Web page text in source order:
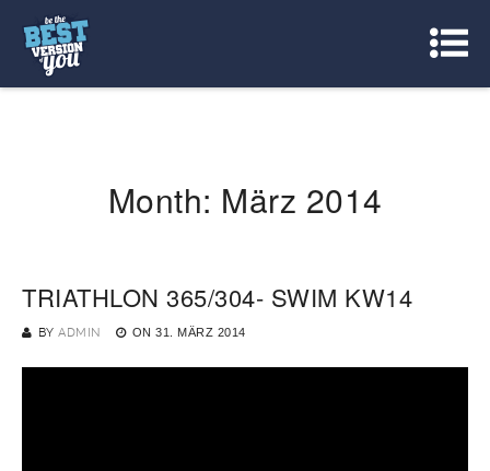
Month: März 2014
TRIATHLON 365/304- SWIM KW14
BY ADMIN ON 31. MÄRZ 2014